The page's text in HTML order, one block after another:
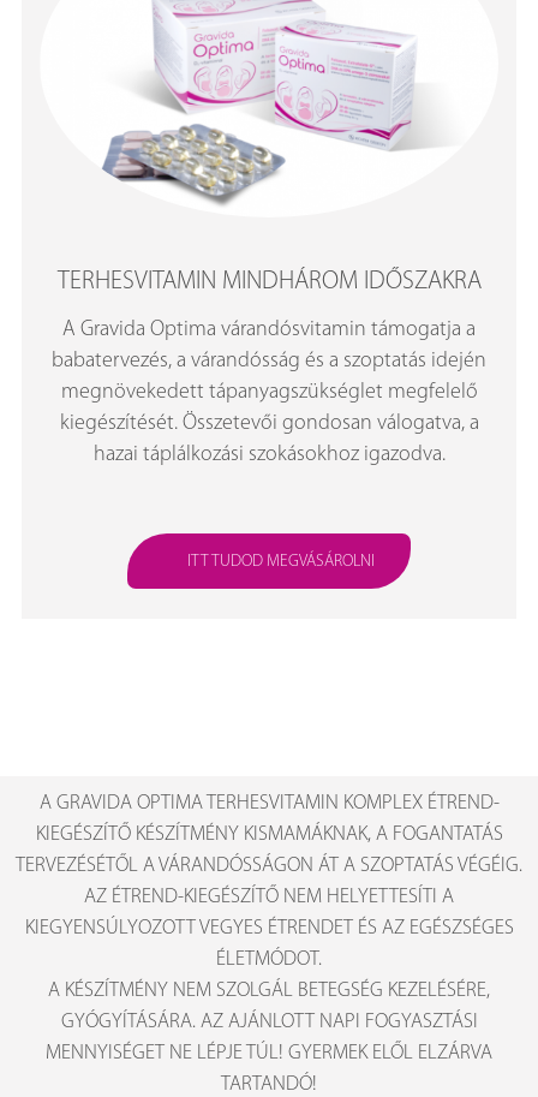
TERHESVITAMIN MINDHÁROM IDŐSZAKRA
A Gravida Optima várandósvitamin támogatja a
babatervezés, a várandósság és a szoptatás idején
megnövekedett tápanyagszükséglet megfelelő
kiegészítését. Összetevői gondosan válogatva, a
hazai táplálkozási szokásokhoz igazodva.
ITT TUDOD MEGVÁSÁROLNI
A GRAVIDA OPTIMA TERHESVITAMIN KOMPLEX ÉTREND-
KIEGÉSZÍTŐ KÉSZÍTMÉNY KISMAMÁKNAK, A FOGANTATÁS
TERVEZÉSÉTŐL A VÁRANDÓSSÁGON ÁT A SZOPTATÁS VÉGÉIG.
AZ ÉTREND-KIEGÉSZÍTŐ NEM HELYETTESÍTI A
KIEGYENSÚLYOZOTT VEGYES ÉTRENDET ÉS AZ EGÉSZSÉGES
ÉLETMÓDOT.
A KÉSZÍTMÉNY NEM SZOLGÁL BETEGSÉG KEZELÉSÉRE,
GYÓGYÍTÁSÁRA. AZ AJÁNLOTT NAPI FOGYASZTÁSI
MENNYISÉGET NE LÉPJE TÚL! GYERMEK ELŐL ELZÁRVA
TARTANDÓ!